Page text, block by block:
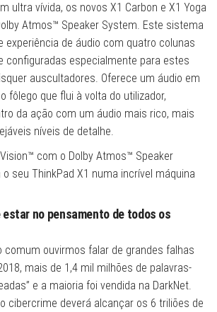
ultra vívida, os novos X1 Carbon e X1 Yoga
Atmos™ Speaker System. Este sistema
experiência de áudio com quatro colunas
configuradas especialmente para estes
auscultadores. Oferece um áudio em
fôlego que flui à volta do utilizador,
da ação com um áudio mais rico, mais
níveis de detalhe.
com o Dolby Atmos™ Speaker
seu ThinkPad X1 numa incrível máquina
no pensamento de todos os
comum ouvirmos falar de grandes falhas
mais de 1,4 mil milhões de palavras-
e a maioria foi vendida na DarkNet.
cibercrime deverá alcançar os 6 triliões de